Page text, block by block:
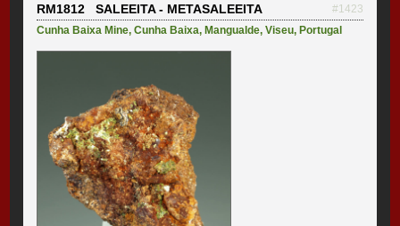
RM1812 SALEEITA - METASALEEITA
#1423
Cunha Baixa Mine,Cunha Baixa,Mangualde,Viseu,Portugal